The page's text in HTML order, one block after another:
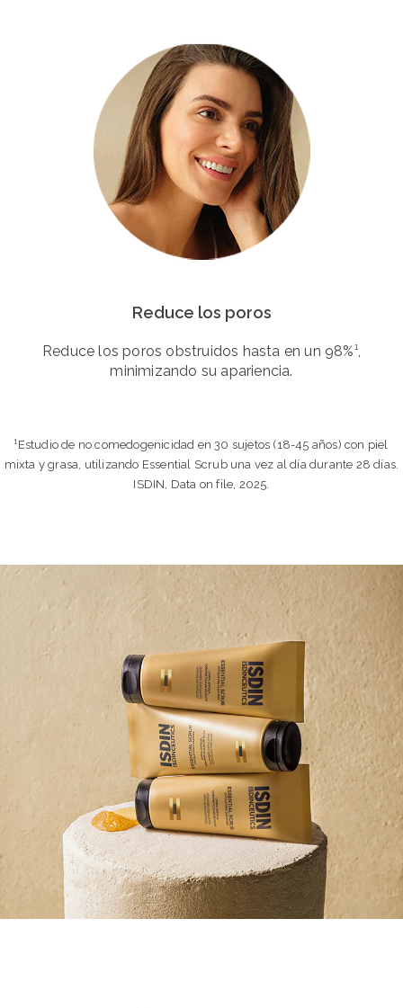
Reduce los poros
Reduce los poros obstruidos hasta en un 98%¹,
minimizando su apariencia.
¹Estudio de no comedogenicidad en 30 sujetos (18-45 años) con piel
mixta y grasa, utilizando Essential Scrub una vez al día durante 28 días.
ISDIN, Data on file, 2025.